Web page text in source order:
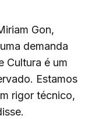
Gon,
demanda
Cultura é um
Estamos
rigor técnico,